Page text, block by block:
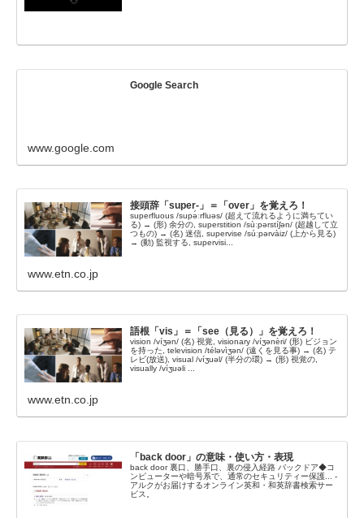
Google Search
www.google.com
接頭辞「super-」＝「over」を覚えろ！
superfluous /supə́ːrfluəs/ (超えて流れるように満ちてい
る) → (形) 余分の, superstition /sùːpərstíʃən/ (超越して立
つもの) → (名) 迷信, supervise /súːpərvàiz/ (上から見る)
→ (動) 監視する, supervisi...
www.etn.co.jp
語根「vis」＝「see（見る）」を覚えろ！
vision /víʒən/ (名) 視覚, visionary /víʒənèri/ (形) ビジョン
を持った, television /téləvìʒən/ (遠くを見る事) → (名) テ
レビ(放送), visual /víʒuəl/ (半分の環) → (形) 視覚の,
visually /víʒuəli ...
www.etn.co.jp
「back door」の意味・使い方・表現
back door 裏口、勝手口、裏の侵入経路 バックドア◆コ
ンピューターや暗号系で、通常のセキュリティー保護... -
アルクがお届けするオンライン英和・和英辞書検索サー
ビス。